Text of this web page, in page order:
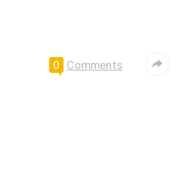
0 Comments